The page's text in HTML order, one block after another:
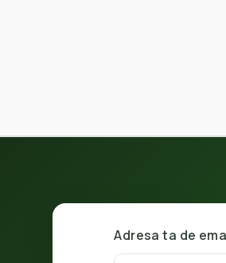
Adresa ta de